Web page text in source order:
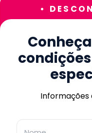
•
Informações